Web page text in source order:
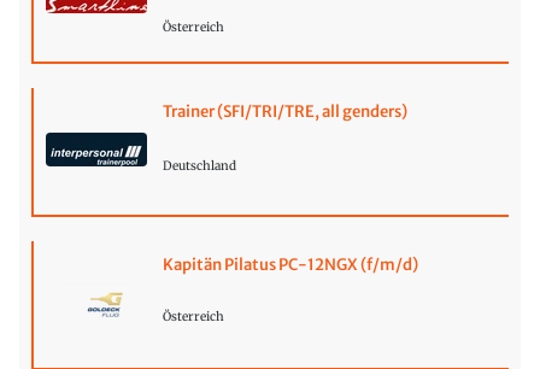
Österreich
Trainer (SFI/TRI/TRE, all genders)
Deutschland
Kapitän Pilatus PC-12NGX (f/m/d)
Österreich